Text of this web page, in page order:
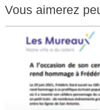
Vous aimerez